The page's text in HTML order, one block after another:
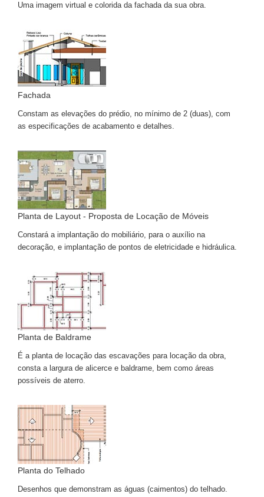
Uma imagem virtual e colorida da fachada da sua obra.
Fachada
Constam as elevações do prédio, no mínimo de 2 (duas), com
as especificações de acabamento e detalhes.
Planta de Layout - Proposta de Locação de Móveis
Constará a implantação do mobiliário, para o auxílio na
decoração, e implantação de pontos de eletricidade e hidráulica.
Planta de Baldrame
É a planta de locação das escavações para locação da obra,
consta a largura de alicerce e baldrame, bem como áreas
possíveis de aterro.
Planta do Telhado
Desenhos que demonstram as águas (caimentos) do telhado.